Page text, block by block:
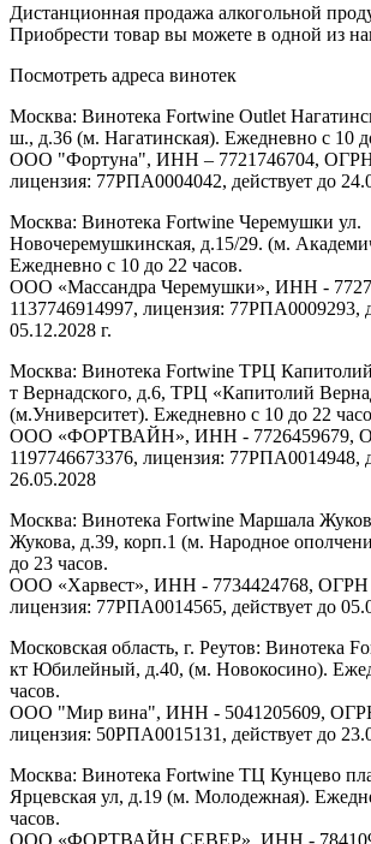
Дистанционная продажа алкогольной
Приобрести товар вы можете в одной из
Посмотреть адреса винотек
Москва: Винотека Fortwine Outlet
ш., д.36 (м. Нагатинская). Ежедневно с 10
ООО "Фортуна", ИНН – 7721746704, ОГРН
лицензия: 77РПА0004042, действует до
Москва: Винотека Fortwine Черемушки ул.
Новочеремушкинская, д.15/29. (м.
Ежедневно с 10 до 22 часов.
ООО «Массандра Черемушки», ИНН -
1137746914997, лицензия: 77РПА0009293,
05.12.2028 г.
Москва: Винотека Fortwine ТРЦ
т Вернадского, д.6, ТРЦ «Капитолий
(м.Университет). Ежедневно с 10 до 22
ООО «ФОРТВАЙН», ИНН - 7726459679,
1197746673376, лицензия: 77РПА0014948,
26.05.2028
Москва: Винотека Fortwine Маршала
Жукова, д.39, корп.1 (м. Народное
до 23 часов.
ООО «Харвест», ИНН - 7734424768, ОГРН
лицензия: 77РПА0014565, действует до
Московская область, г. Реутов: Винотека
кт Юбилейный, д.40, (м. Новокосино).
часов.
ООО "Мир вина", ИНН - 5041205609, ОГРН
лицензия: 50РПА0015131, действует до
Москва: Винотека Fortwine ТЦ Кунцево
Ярцевская ул, д.19 (м. Молодежная).
часов.
ООО «ФОРТВАЙН СЕВЕР», ИНН -